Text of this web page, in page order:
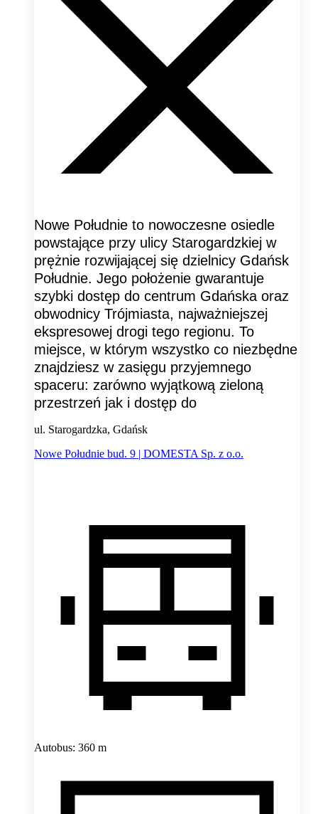
Nowe Południe to nowoczesne osiedle
powstające przy ulicy Starogardzkiej w
prężnie rozwijającej się dzielnicy Gdańsk
Południe. Jego położenie gwarantuje
szybki dostęp do centrum Gdańska oraz
obwodnicy Trójmiasta, najważniejszej
ekspresowej drogi tego regionu. To
miejsce, w którym wszystko co niezbędne
znajdziesz w zasięgu przyjemnego
spaceru: zarówno wyjątkową zieloną
przestrzeń jak i dostęp do
ul. Starogardzka, Gdańsk
Nowe Południe bud. 9 | DOMESTA Sp. z o.o.
Autobus: 360 m